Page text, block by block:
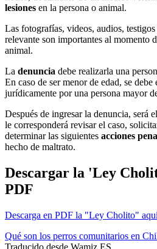
lesiones en la persona o animal.
Las fotografías, videos, audios,
relevante son importantes al momento
animal.
La denuncia debe realizarla una
En caso de ser menor de edad, se debe
jurídicamente por una persona mayor
Después de ingresar la denuncia, será el
le corresponderá revisar el caso,
determinar las siguientes acciones
hecho de maltrato.
Descargar la 'Ley
PDF
Descarga en PDF la "Ley Cholito"
Qué son los perros comunitarios en
Traducido desde Wamiz ES